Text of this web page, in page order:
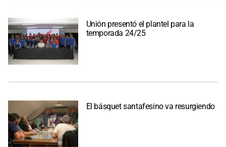
Unión presentó el plantel para la
temporada 24/25
El básquet santafesino va resurgiendo